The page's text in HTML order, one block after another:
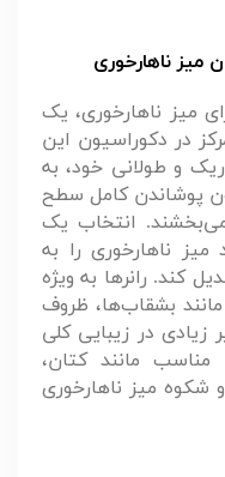
میز ناهارخوری
میز ناهارخوری، یک
در دکوراسیون این
و طولانی خود، به
پوشاندن کامل سطح
انتخاب یک
ناهارخوری را به
کند. رانرها به ویژه
بشقاب‌ها، ظروف
زیادی در زیبایی کلی
مانند کتان،
شکوه میز ناهارخوری